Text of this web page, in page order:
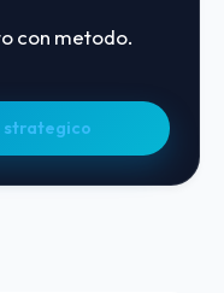
con metodo.
strategico